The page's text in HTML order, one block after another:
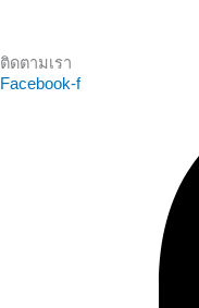
ติดตามเรา
Facebook-f